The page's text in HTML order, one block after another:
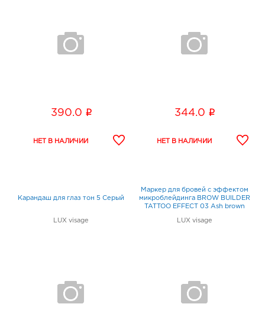
390.0 i 344.0 i
Карандаш для глаз тон 5 Серый
LUX visage
Маркер для бровей c эффектом
микроблейдинга BROW BUILDER
TATTOO EFFECT 03 Ash brown
LUX visage